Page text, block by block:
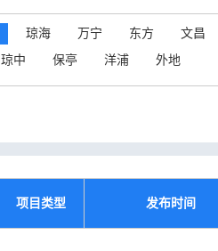
琼海 万宁 东方 文昌
琼中 保亭 洋浦 外地
项目类型 发布时间